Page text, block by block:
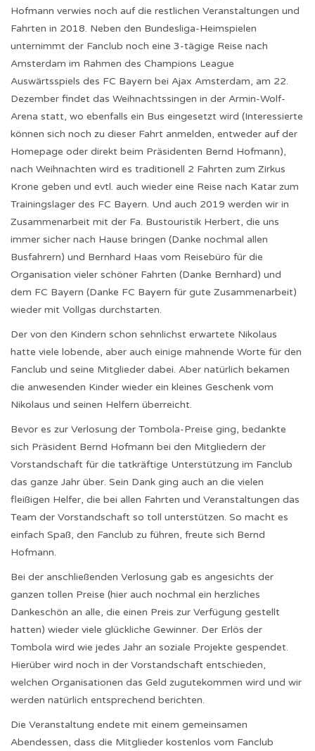
Hofmann verwies noch auf die restlichen Veranstaltungen und
Fahrten in 2018. Neben den Bundesliga-Heimspielen
unternimmt der Fanclub noch eine 3-tägige Reise nach
Amsterdam im Rahmen des Champions League
Auswärtsspiels des FC Bayern bei Ajax Amsterdam, am 22.
Dezember findet das Weihnachtssingen in der Armin-Wolf-
Arena statt, wo ebenfalls ein Bus eingesetzt wird (Interessierte
können sich noch zu dieser Fahrt anmelden, entweder auf der
Homepage oder direkt beim Präsidenten Bernd Hofmann),
nach Weihnachten wird es traditionell 2 Fahrten zum Zirkus
Krone geben und evtl. auch wieder eine Reise nach Katar zum
Trainingslager des FC Bayern. Und auch 2019 werden wir in
Zusammenarbeit mit der Fa. Bustouristik Herbert, die uns
immer sicher nach Hause bringen (Danke nochmal allen
Busfahrern) und Bernhard Haas vom Reisebüro für die
Organisation vieler schöner Fahrten (Danke Bernhard) und
dem FC Bayern (Danke FC Bayern für gute Zusammenarbeit)
wieder mit Vollgas durchstarten.
Der von den Kindern schon sehnlichst erwartete Nikolaus
hatte viele lobende, aber auch einige mahnende Worte für den
Fanclub und seine Mitglieder dabei. Aber natürlich bekamen
die anwesenden Kinder wieder ein kleines Geschenk vom
Nikolaus und seinen Helfern überreicht.
Bevor es zur Verlosung der Tombola-Preise ging, bedankte
sich Präsident Bernd Hofmann bei den Mitgliedern der
Vorstandschaft für die tatkräftige Unterstützung im Fanclub
das ganze Jahr über. Sein Dank ging auch an die vielen
fleißigen Helfer, die bei allen Fahrten und Veranstaltungen das
Team der Vorstandschaft so toll unterstützen. So macht es
einfach Spaß, den Fanclub zu führen, freute sich Bernd
Hofmann.
Bei der anschließenden Verlosung gab es angesichts der
ganzen tollen Preise (hier auch nochmal ein herzliches
Dankeschön an alle, die einen Preis zur Verfügung gestellt
hatten) wieder viele glückliche Gewinner. Der Erlös der
Tombola wird wie jedes Jahr an soziale Projekte gespendet.
Hierüber wird noch in der Vorstandschaft entschieden,
welchen Organisationen das Geld zugutekommen wird und wir
werden natürlich entsprechend berichten.
Die Veranstaltung endete mit einem gemeinsamen
Abendessen, dass die Mitglieder kostenlos vom Fanclub